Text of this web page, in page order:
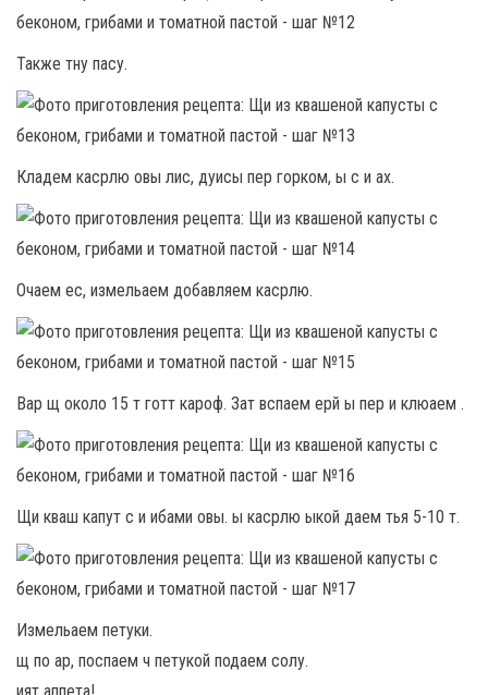
Также тну пасу.
Кладем касрлю овы лис, дуисы пер горком, ы с и ах.
Очаем ес, измельаем добавляем касрлю.
Вар щ около 15 т готт кароф. Зат вспаем ерй ы пер и клюаем .
Щи кваш капут с и ибами овы. ы касрлю ыкой даем тья 5-10 т.
Измельаем петуки.
щ по ар, поспаем ч петукой подаем солу.